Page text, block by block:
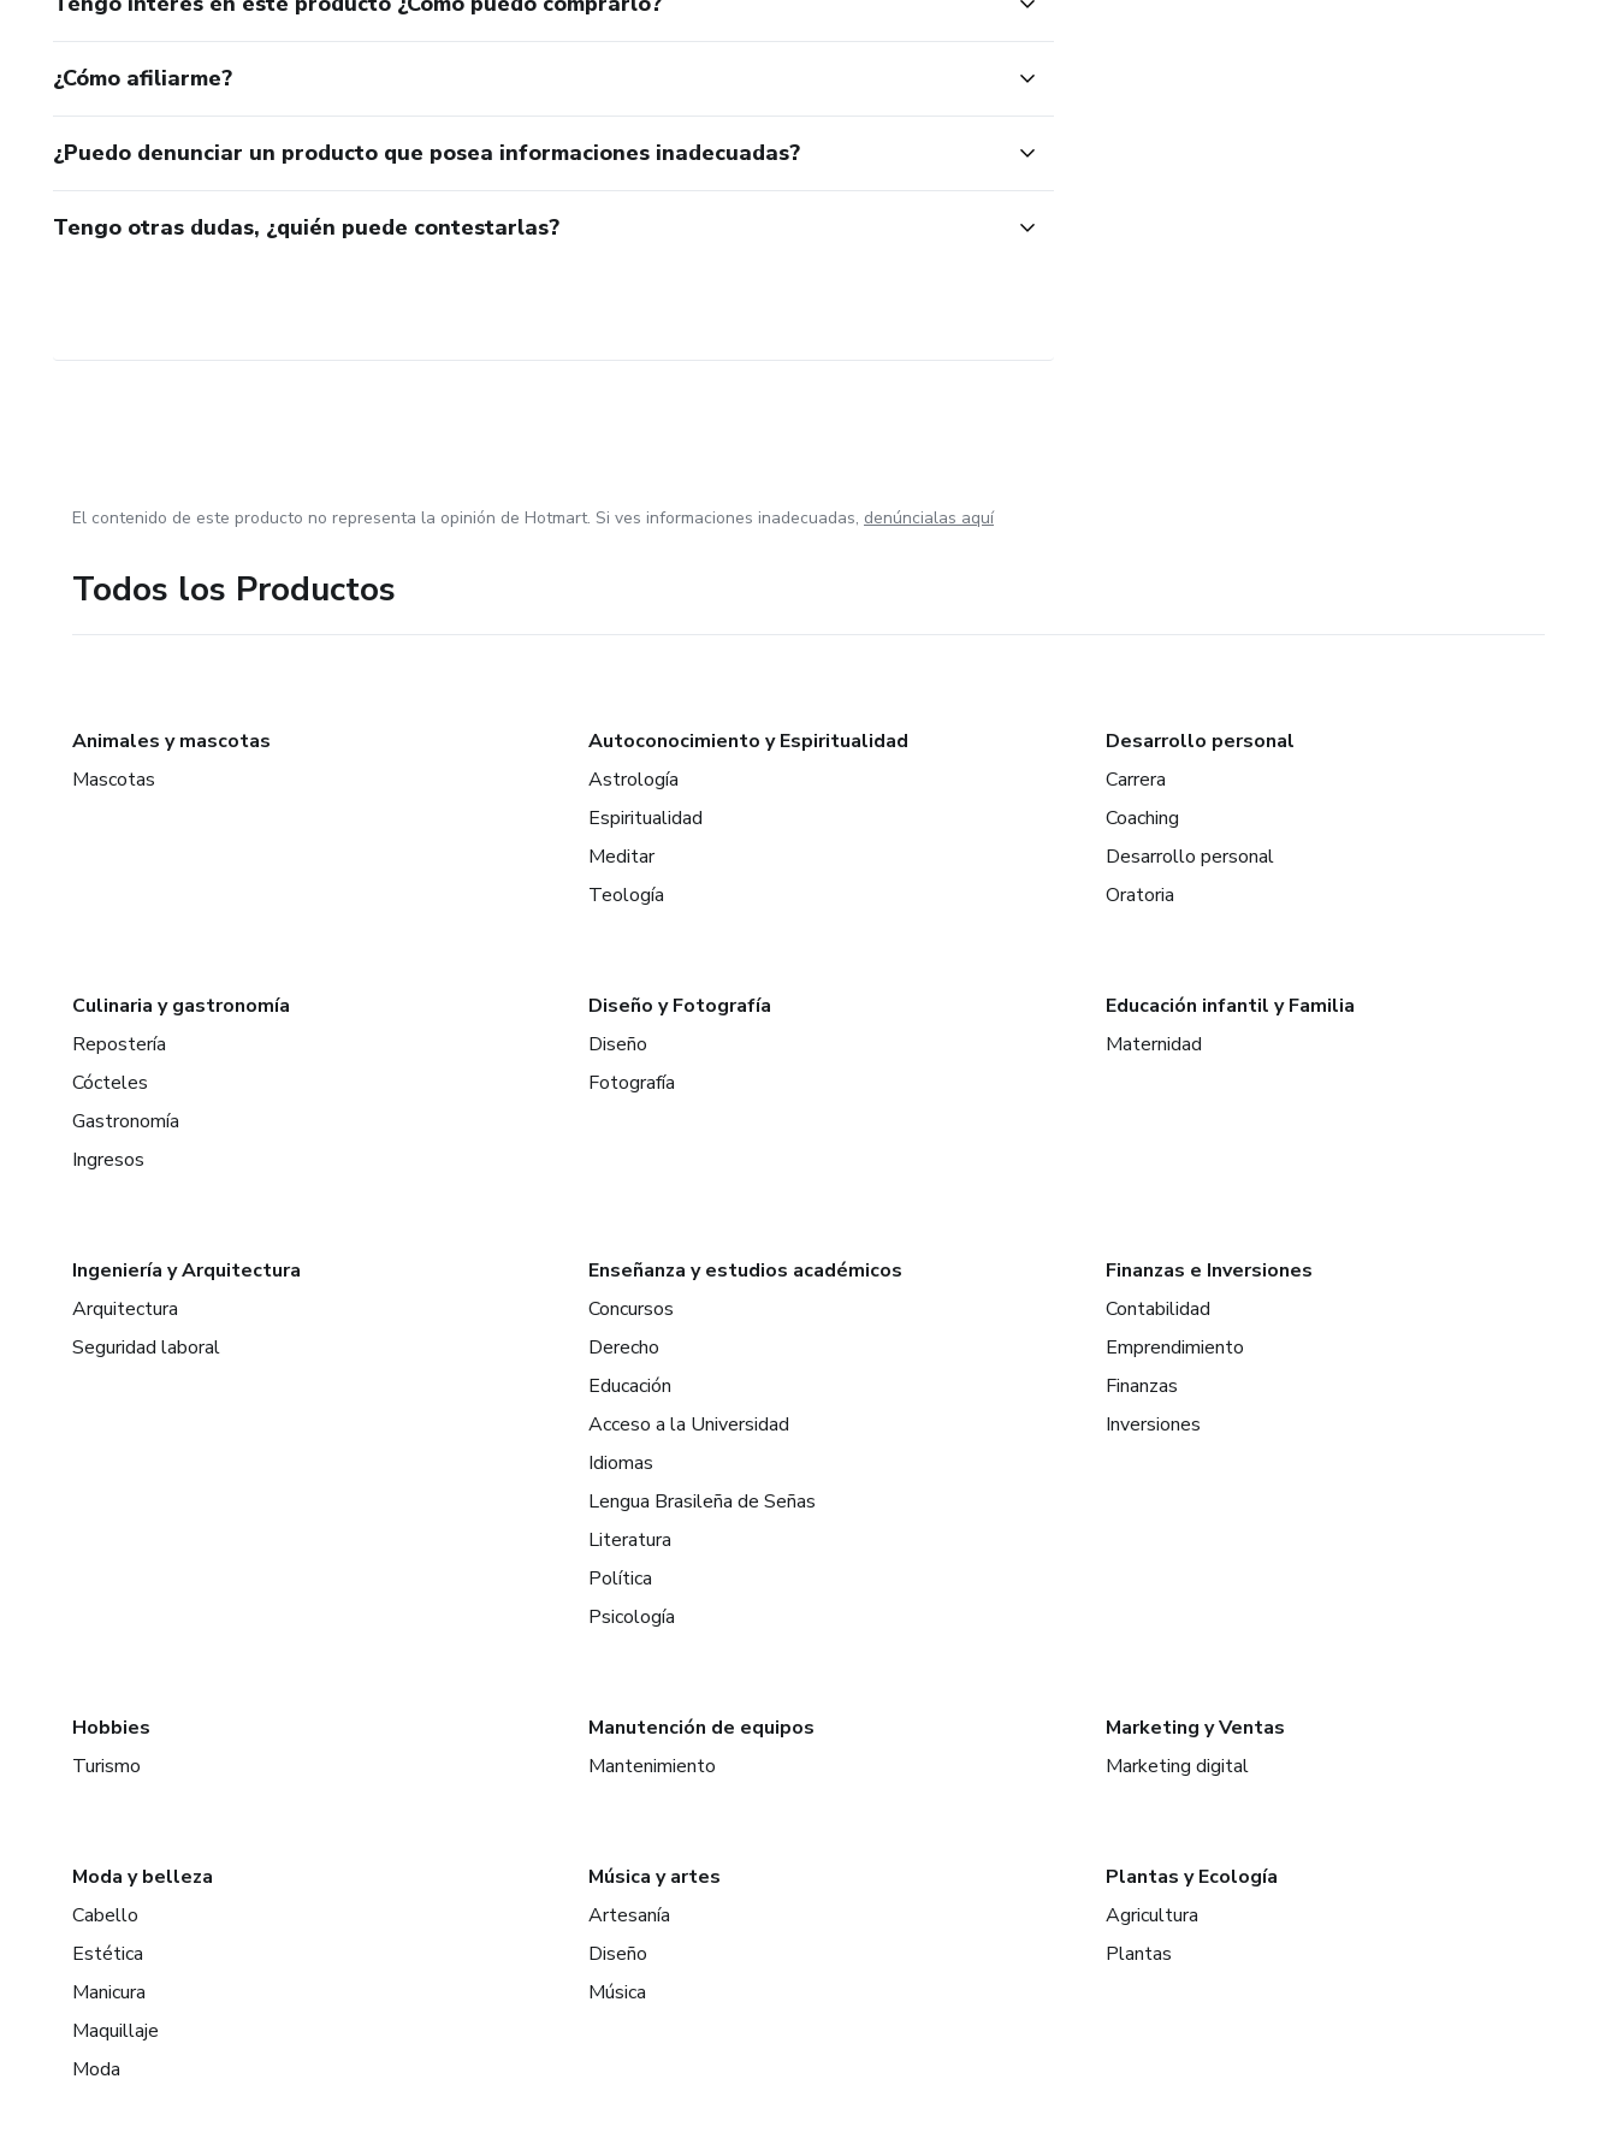
¿Cómo afiliarme?
¿Puedo denunciar un producto que posea informaciones inadecuadas?
Tengo otras dudas, ¿quién puede contestarlas?
El contenido de este producto no representa la opinión de Hotmart. Si ves informaciones inadecuadas, denúncialas aquí
Todos los Productos
Animales y mascotas
Mascotas
Autoconocimiento y Espiritualidad
Astrología
Espiritualidad
Meditar
Teología
Desarrollo personal
Carrera
Coaching
Desarrollo personal
Oratoria
Culinaria y gastronomía
Repostería
Cócteles
Gastronomía
Ingresos
Diseño y Fotografía
Diseño
Fotografía
Educación infantil y Familia
Maternidad
Ingeniería y Arquitectura
Arquitectura
Seguridad laboral
Enseñanza y estudios académicos
Concursos
Derecho
Educación
Acceso a la Universidad
Idiomas
Lengua Brasileña de Señas
Literatura
Política
Psicología
Finanzas e Inversiones
Contabilidad
Emprendimiento
Finanzas
Inversiones
Hobbies
Turismo
Manutención de equipos
Mantenimiento
Marketing y Ventas
Marketing digital
Moda y belleza
Cabello
Estética
Manicura
Maquillaje
Moda
Música y artes
Artesanía
Diseño
Música
Plantas y Ecología
Agricultura
Plantas